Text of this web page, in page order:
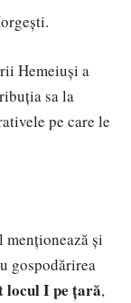
Hemeiuși a
sa la
pe care le
și
gospodărirea
locul I pe țară,